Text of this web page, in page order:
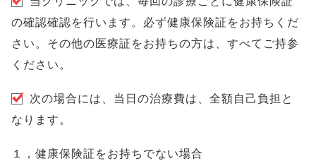
の確認確認を行います。必ず健康保険証をお持ちくだ
さい。その他の医療証をお持ちの方は、すべてご持参
ください。
次の場合には、当日の治療費は、全額自己負担と
なります。
１，健康保険証をお持ちでない場合